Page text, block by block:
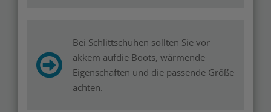
Bei Schlittschuhen sollten Sie vor
akkem aufdie Boots, wärmende
Eigenschaften und die passende Größe
achten.